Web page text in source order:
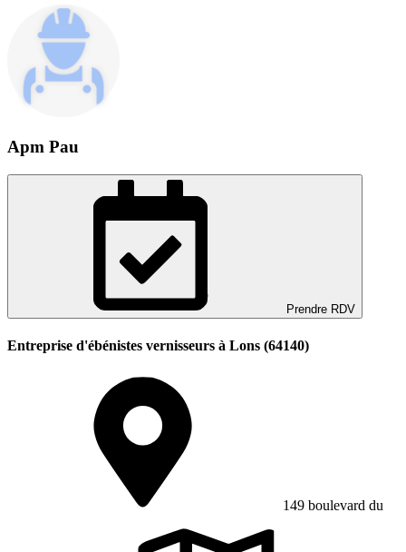
Apm Pau
Prendre RDV
Entreprise d'ébénistes vernisseurs à Lons (64140)
149 boulevard du